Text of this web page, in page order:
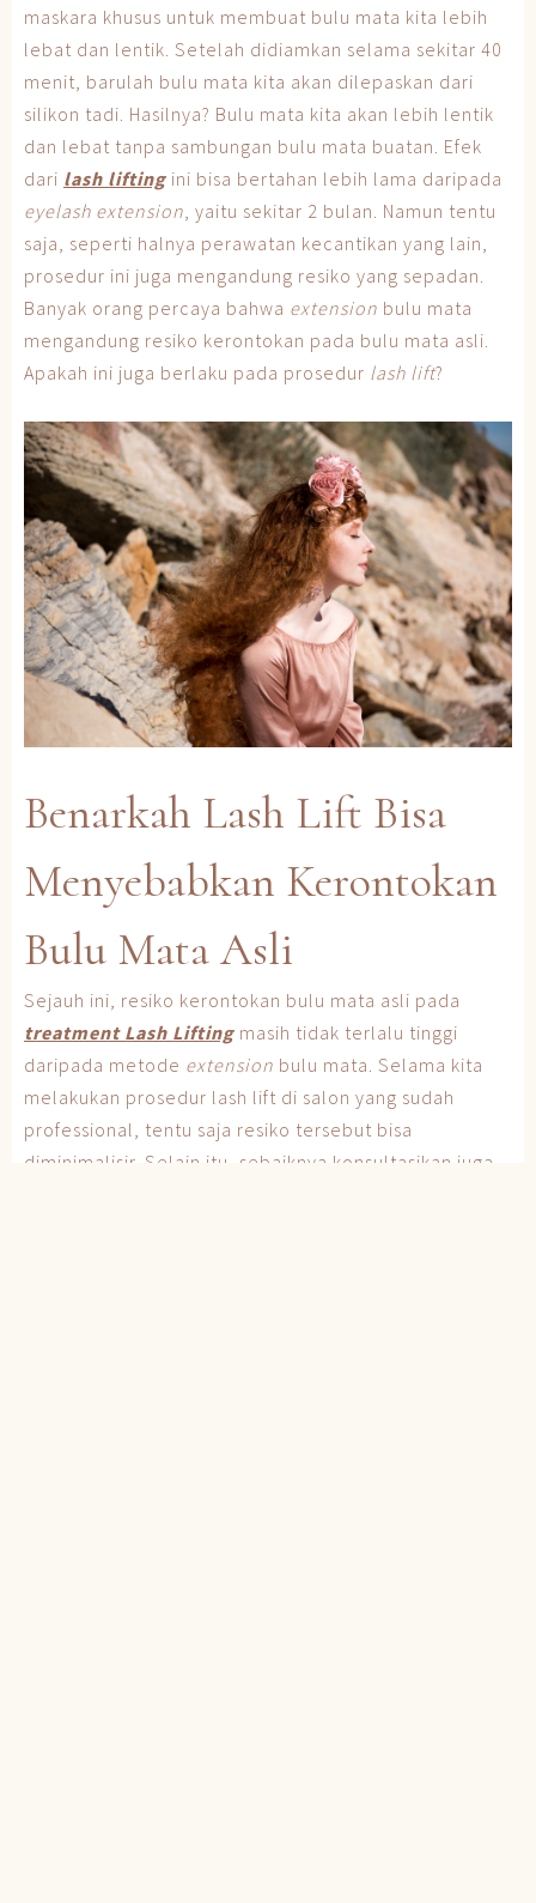
maskara khusus untuk membuat bulu mata kita lebih
lebat dan lentik. Setelah didiamkan selama sekitar 40
menit, barulah bulu mata kita akan dilepaskan dari
silikon tadi. Hasilnya? Bulu mata kita akan lebih lentik
dan lebat tanpa sambungan bulu mata buatan. Efek
dari lash lifting ini bisa bertahan lebih lama daripada
eyelash extension , yaitu sekitar 2 bulan. Namun tentu
saja, seperti halnya perawatan kecantikan yang lain,
prosedur ini juga mengandung resiko yang sepadan.
Banyak orang percaya bahwa extension bulu mata
mengandung resiko kerontokan pada bulu mata asli.
Apakah ini juga berlaku pada prosedur lash lift?
Benarkah Lash Lift Bisa
Menyebabkan Kerontokan
Bulu Mata Asli
Sejauh ini, resiko kerontokan bulu mata asli pada
treatment Lash Lifting masih tidak terlalu tinggi
daripada metode extension bulu mata. Selama kita
melakukan prosedur lash lift di salon yang sudah
professional, tentu saja resiko tersebut bisa
diminimalisir. Selain itu, sebaiknya konsultasikan juga